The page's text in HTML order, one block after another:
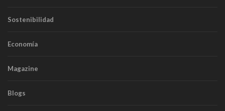
Sostenibilidad
Economía
Magazine
Blogs